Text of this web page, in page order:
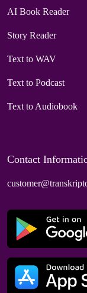
AI Book Reader
Story Reader
Text to WAV
Text to Podcast
Text to Audiobook
Contact